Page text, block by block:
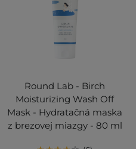
Round Lab - Birch
Moisturizing Wash Off
Mask - Hydratačná maska
z brezovej miazgy - 80 ml